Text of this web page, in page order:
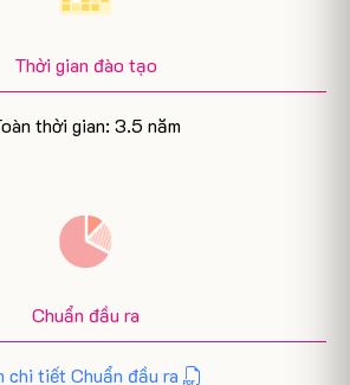
Thời gian đào tạo
thời gian: 3.5 năm
Chuẩn đầu ra
chi tiết Chuẩn đầu ra